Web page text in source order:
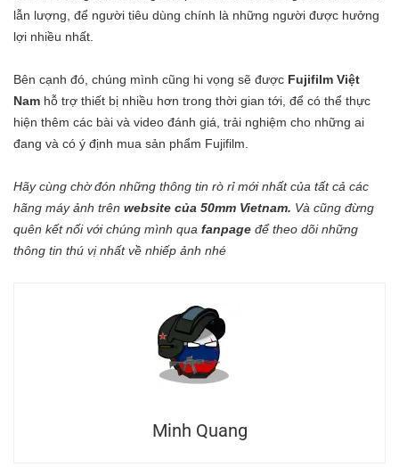
lẫn lượng, để người tiêu dùng chính là những người được hưởng
lợi nhiều nhất.
Bên cạnh đó, chúng mình cũng hi vọng sẽ được Fujifilm Việt
Nam hỗ trợ thiết bị nhiều hơn trong thời gian tới, để có thể thực
hiện thêm các bài và video đánh giá, trải nghiệm cho những ai
đang và có ý định mua sản phẩm Fujifilm.
Hãy cùng chờ đón những thông tin rò rỉ mới nhất của tất cả các
hãng máy ảnh trên website của 50mm Vietnam. Và cũng đừng
quên kết nối với chúng mình qua fanpage để theo dõi những
thông tin thú vị nhất về nhiếp ảnh nhé
Minh Quang